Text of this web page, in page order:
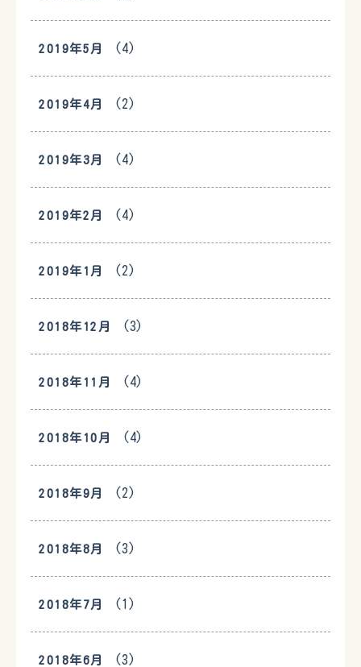
2019年5月 (4)
2019年4月 (2)
2019年3月 (4)
2019年2月 (4)
2019年1月 (2)
2018年12月 (3)
2018年11月 (4)
2018年10月 (4)
2018年9月 (2)
2018年8月 (3)
2018年7月 (1)
2018年6月 (3)